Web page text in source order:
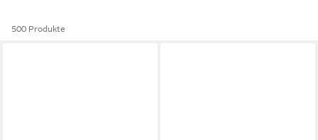
500 Produkte